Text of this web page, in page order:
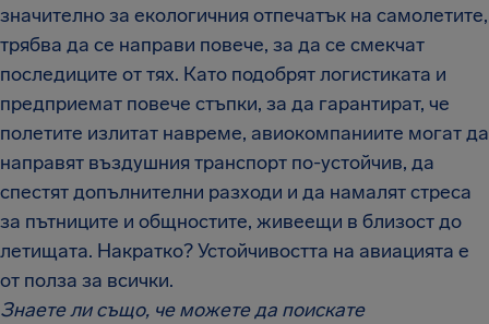
значително за екологичния отпечатък на самолетите,
трябва да се направи повече, за да се смекчат
последиците от тях. Като подобрят логистиката и
предприемат повече стъпки, за да гарантират, че
полетите излитат навреме, авиокомпаниите могат да
направят въздушния транспорт по-устойчив, да
спестят допълнителни разходи и да намалят стреса
за пътниците и общностите, живеещи в близост до
летищата. Накратко? Устойчивостта на авиацията е
от полза за всички.
Знаете ли също, че можете да поискате